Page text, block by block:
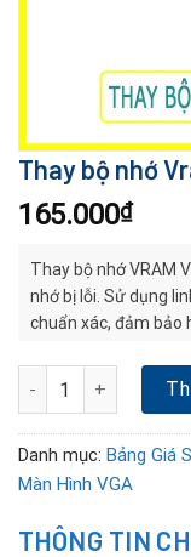
Thay bộ nhớ
165.000₫
Thay bộ nhớ VRAM
nhớ bị lỗi. Sử dụng
chuẩn xác, đảm bảo
Thay bộ nhớ Vram
Danh mục: Bảng Giá
Màn Hình VGA
THÔNG TIN